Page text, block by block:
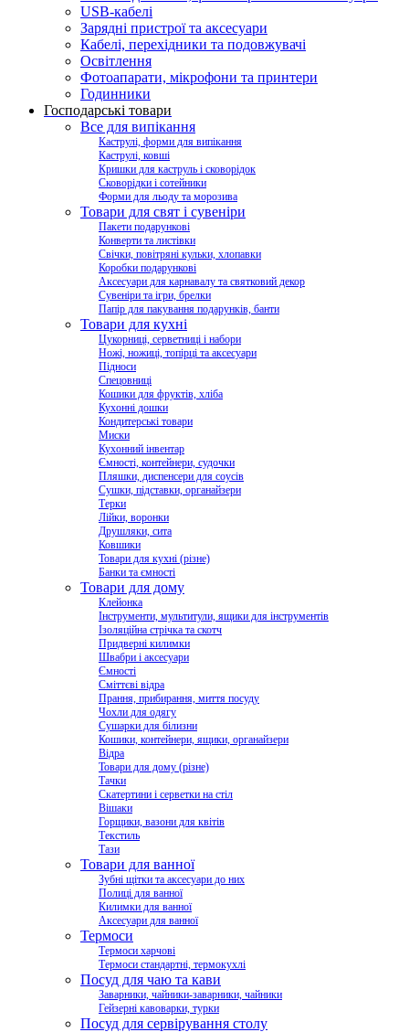
USB-кабелі
Зарядні пристрої та аксесуари
Кабелі, перехідники та подовжувачі
Освітлення
Фотоапарати, мікрофони та принтери
Годинники
Господарські товари
Все для випікання
Каструлі, форми для випікання
Каструлі, ковші
Кришки для каструль і сковорідок
Сковорідки і сотейники
Форми для льоду та морозива
Товари для свят і сувеніри
Пакети подарункові
Конверти та листівки
Свічки, повітряні кульки, хлопавки
Коробки подарункові
Аксесуари для карнавалу та святковий декор
Сувеніри та ігри, брелки
Папір для пакування подарунків, банти
Товари для кухні
Цукорниці, серветниці і набори
Ножі, ножиці, топірці та аксесуари
Підноси
Спецовниці
Кошики для фруктів, хліба
Кухонні дошки
Кондитерські товари
Миски
Кухонний інвентар
Ємності, контейнери, судочки
Пляшки, диспенсери для соусів
Сушки, підставки, органайзери
Терки
Лійки, воронки
Друшляки, сита
Ковшики
Товари для кухні (різне)
Банки та ємності
Товари для дому
Клейонка
Інструменти, мультитули, ящики для інструментів
Ізоляційна стрічка та скотч
Придверні килимки
Швабри і аксесуари
Ємності
Сміттєві відра
Прання, прибирання, миття посуду
Чохли для одягу
Сушарки для білизни
Кошики, контейнери, ящики, органайзери
Відра
Товари для дому (різне)
Тачки
Скатертини і серветки на стіл
Вішаки
Горщики, вазони для квітів
Текстиль
Тази
Товари для ванної
Зубні щітки та аксесуари до них
Полиці для ванної
Килимки для ванної
Аксесуари для ванної
Термоси
Термоси харчові
Термоси стандартні, термокухлі
Посуд для чаю та кави
Заварники, чайники-заварники, чайники
Гейзерні кавоварки, турки
Посуд для сервірування столу